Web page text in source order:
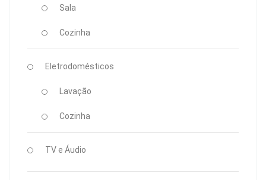
Sala
Cozinha
Eletrodomésticos
Lavação
Cozinha
TV e Áudio